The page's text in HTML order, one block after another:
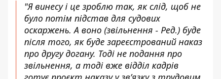
"Я винесу і це зроблю так, як слід, щоб не
було потім підстав для судових
оскаржень. А воно (звільнення - Ред.) буде
після того, як буде зареєстрований наказ
про другу догану. Тоді не подання про
звільнення, а тоді вже відділ кадрів